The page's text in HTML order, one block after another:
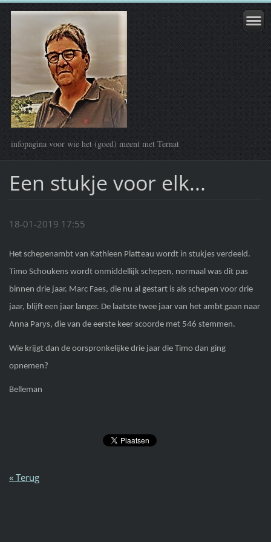
infopagina voor wie het (goed) meent met Ternat
Een stukje voor elk...
18-01-2019 17:55
Het schepenambt van Kathleen Platteau wordt in stukjes verdeeld.
Timo Schoukens wordt onmiddellijk schepen, normaal was dit pas
binnen drie jaar. Marc Faes, die nu al gestart is als schepen voor drie
jaar, blijft een jaar langer. De laatste twee jaar van het ambt gaan naar
Anna Parys, die van de eerste keer scoorde met 546 stemmen.
Wie krijgt dan de oorspronkelijke drie jaar die Timo dan ging
opnemen?
Belleman
« Terug